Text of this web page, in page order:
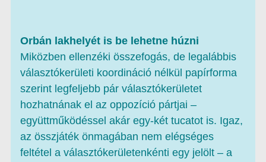
Orbán lakhelyét is be lehetne húzni
Miközben ellenzéki összefogás, de legalábbis
választókerületi koordináció nélkül papírforma
szerint legfeljebb pár választókerületet
hozhatnának el az oppozíció pártjai –
együttműködéssel akár egy-két tucatot is. Igaz,
az összjáték önmagában nem elégséges
feltétel a választókerületenkénti egy jelölt – a